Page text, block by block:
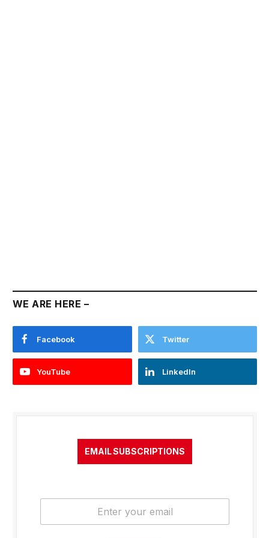
WE ARE HERE –
Facebook Twitter
YouTube LinkedIn
EMAIL SUBSCRIPTIONS
E
a